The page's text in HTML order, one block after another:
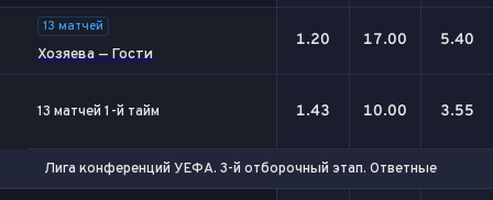
13 матчей
Хозяева — Гости
1.20 17.00 5.40
13 матчей 1-й тайм 1.43 10.00 3.55
Лига конференций УЕФА. 3-й отборочный этап. Ответные матчи